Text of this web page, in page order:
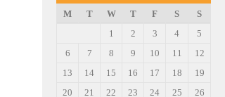
M
T W T F S
S
1
2 3 4
5
6
7 8 9 10 11
12
13
14 15 16 17 18
19
20
21 22 23 24 25
26